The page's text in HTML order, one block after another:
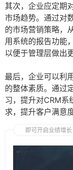
其次，企业应定期
市场趋势。通过对
的市场营销策略，
用系统的报告功能
以便于管理层做出
最后，企业可以利
的整体素质。通过
习，提升对CRM系
求，提升客户满意度
即可开启业绩增长